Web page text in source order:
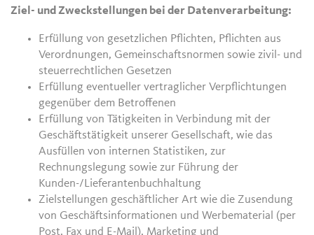
Ziel- und Zweckstellungen bei der Datenverarbeitung:
Erfüllung von gesetzlichen Pflichten, Pflichten aus
Verordnungen, Gemeinschaftsnormen sowie zivil- und
steuerrechtlichen Gesetzen
Erfüllung eventueller vertraglicher Verpflichtungen
gegenüber dem Betroffenen
Erfüllung von Tätigkeiten in Verbindung mit der
Geschäftstätigkeit unserer Gesellschaft, wie das
Ausfüllen von internen Statistiken, zur
Rechnungslegung sowie zur Führung der
Kunden-/Lieferantenbuchhaltung
Zielstellungen geschäftlicher Art wie die Zusendung
von Geschäftsinformationen und Werbematerial (per
Post, Fax und E-Mail), Marketing und